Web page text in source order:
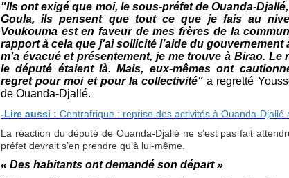
"Ils ont exigé que moi, le sous-préfet de Ouanda-
Goula, ils pensent que tout ce que je fais au
Voukouma est en faveur de mes frères de la
rapport à cela que j’ai sollicité l’aide du gouvernement
m’a évacué et présentement, je me trouve à Birao. Le
le député étaient là. Mais, eux-mêmes ont
regret pour moi et pour la collectivité" a regretté
de Ouanda-Djallé.
-Lire aussi : Centrafrique : reprise des activités à Ouanda-Djallé
La réaction du député de Ouanda-Djallé ne s’est pas fait
préfet devrait s’en prendre qu’à lui-même.
« Des habitants ont demandé son départ »